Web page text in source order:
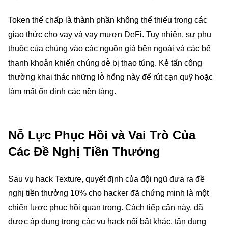
Token thế chấp là thành phần không thể thiếu trong các
giao thức cho vay và vay mượn DeFi. Tuy nhiên, sự phụ
thuộc của chúng vào các nguồn giá bên ngoài và các bể
thanh khoản khiến chúng dễ bị thao túng. Kẻ tấn công
thường khai thác những lỗ hổng này để rút cạn quỹ hoặc
làm mất ổn định các nền tảng.
Nỗ Lực Phục Hồi và Vai Trò Của
Các Đề Nghị Tiền Thưởng
Sau vụ hack Texture, quyết định của đội ngũ đưa ra đề
nghị tiền thưởng 10% cho hacker đã chứng minh là một
chiến lược phục hồi quan trọng. Cách tiếp cận này, đã
được áp dụng trong các vụ hack nổi bật khác, tận dụng